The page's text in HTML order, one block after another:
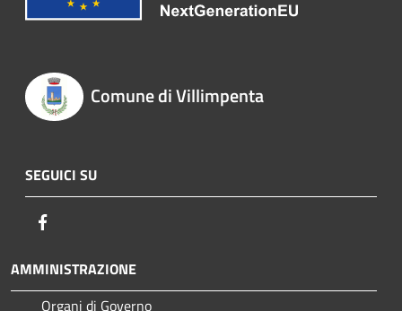
Comune di Villimpenta
SEGUICI SU
AMMINISTRAZIONE
Organi di Governo